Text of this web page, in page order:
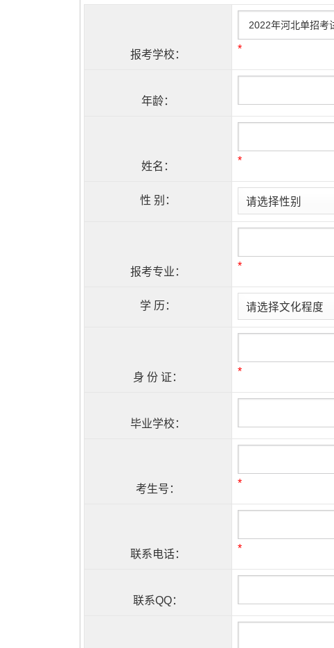
报考学校： *
年龄：
姓名： *
性 别：
报考专业： *
学 历：
身 份 证： *
毕业学校：
考生号： *
联系电话： *
联系QQ：